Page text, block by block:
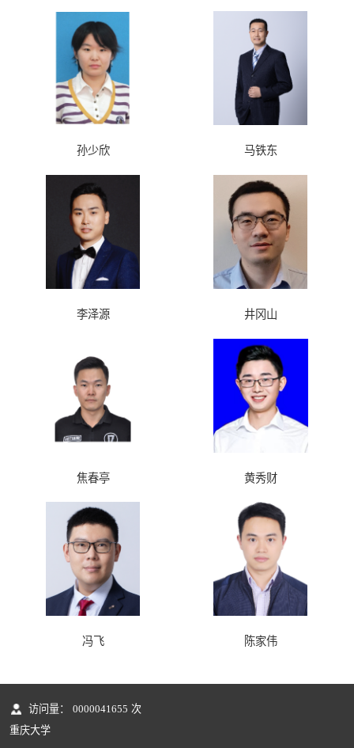
孙少欣 马铁东
李泽源 井冈山
焦春亭 黄秀财
冯飞 陈家伟
访问量： 0000041655 次
重庆大学